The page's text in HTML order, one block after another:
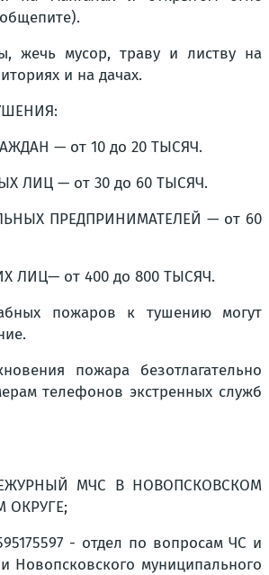
жечь мусор, траву и листву на
и на дачах.
— от 10 до 20 ТЫСЯЧ.
ЛИЦ — от 30 до 60 ТЫСЯЧ.
ПРЕДПРИНИМАТЕЛЕЙ — от 60
ЛИЦ— от 400 до 800 ТЫСЯЧ.
пожаров к тушению могут
пожара безотлагательно
телефонов экстренных служб
МЧС В НОВОПСКОВСКОМ
ОКРУГЕ;
- отдел по вопросам ЧС и
Новопсковского муниципального